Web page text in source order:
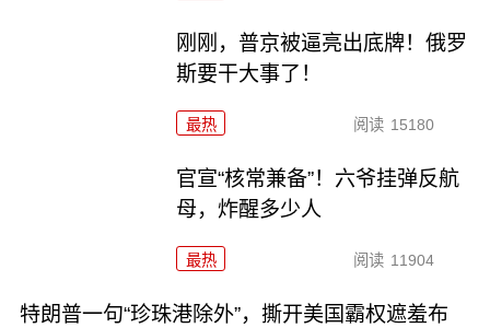
刚刚，普京被逼亮出底牌！俄罗
斯要干大事了！
最热 阅读 15180
官宣“核常兼备”！六爷挂弹反航
母，炸醒多少人
最热 阅读 11904
特朗普一句“珍珠港除外”，撕开美国霸权遮羞布